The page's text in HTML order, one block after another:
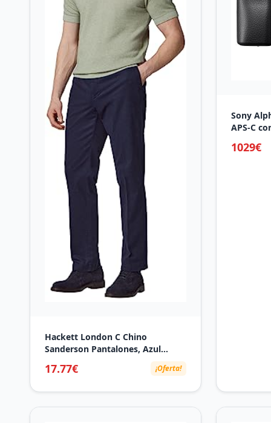
Hackett London C Chino
Sanderson Pantalones, Azul
(Navy Blazer), 30W/34L para
Hombre
17.77€ ¡Oferta!
Sony
APS-C
1029€